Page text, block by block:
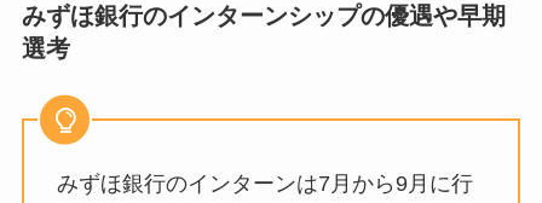
みずほ銀行のインターンシップの優遇や早期
選考
みずほ銀行のインターンは7月から9月に行